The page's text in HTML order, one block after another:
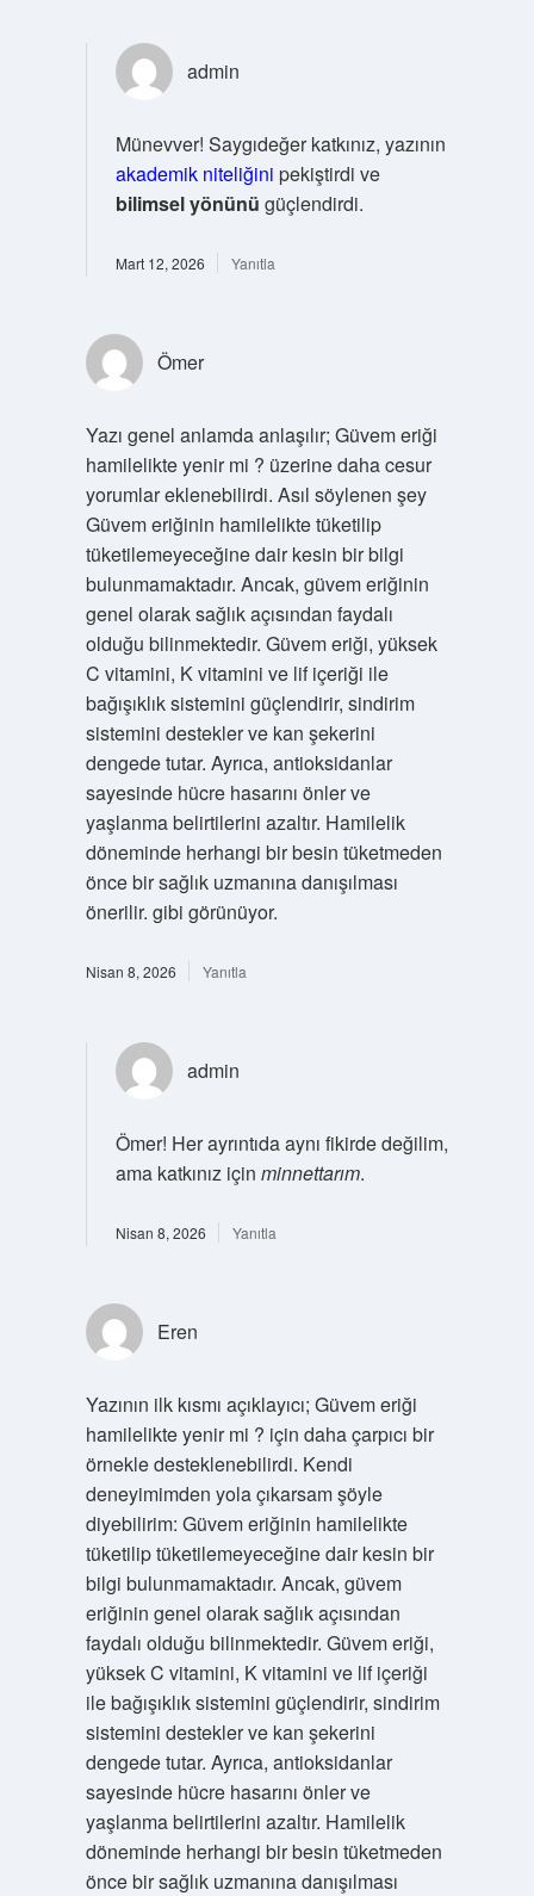
admin
Münevver! Saygıdeğer katkınız, yazının
akademik niteliğini pekiştirdi ve
bilimsel yönünü güçlendirdi.
Mart 12, 2026 Yanıtla
Ömer
Yazı genel anlamda anlaşılır; Güvem eriği
hamilelikte yenir mi ? üzerine daha cesur
yorumlar eklenebilirdi. Asıl söylenen şey
Güvem eriğinin hamilelikte tüketilip
tüketilemeyeceğine dair kesin bir bilgi
bulunmamaktadır. Ancak, güvem eriğinin
genel olarak sağlık açısından faydalı
olduğu bilinmektedir. Güvem eriği, yüksek
C vitamini, K vitamini ve lif içeriği ile
bağışıklık sistemini güçlendirir, sindirim
sistemini destekler ve kan şekerini
dengede tutar. Ayrıca, antioksidanlar
sayesinde hücre hasarını önler ve
yaşlanma belirtilerini azaltır. Hamilelik
döneminde herhangi bir besin tüketmeden
önce bir sağlık uzmanına danışılması
önerilir. gibi görünüyor.
Nisan 8, 2026 Yanıtla
admin
Ömer! Her ayrıntıda aynı fikirde değilim,
ama katkınız için minnettarım.
Nisan 8, 2026 Yanıtla
Eren
Yazının ilk kısmı açıklayıcı; Güvem eriği
hamilelikte yenir mi ? için daha çarpıcı bir
örnekle desteklenebilirdi. Kendi
deneyimimden yola çıkarsam şöyle
diyebilirim: Güvem eriğinin hamilelikte
tüketilip tüketilemeyeceğine dair kesin bir
bilgi bulunmamaktadır. Ancak, güvem
eriğinin genel olarak sağlık açısından
faydalı olduğu bilinmektedir. Güvem eriği,
yüksek C vitamini, K vitamini ve lif içeriği
ile bağışıklık sistemini güçlendirir, sindirim
sistemini destekler ve kan şekerini
dengede tutar. Ayrıca, antioksidanlar
sayesinde hücre hasarını önler ve
yaşlanma belirtilerini azaltır. Hamilelik
döneminde herhangi bir besin tüketmeden
önce bir sağlık uzmanına danışılması